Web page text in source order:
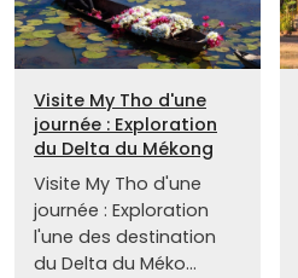
Visite My Tho d'une
journée : Exploration
du Delta du Mékong
Visite My Tho d'une
journée : Exploration
l'une des destination
du Delta du Méko...